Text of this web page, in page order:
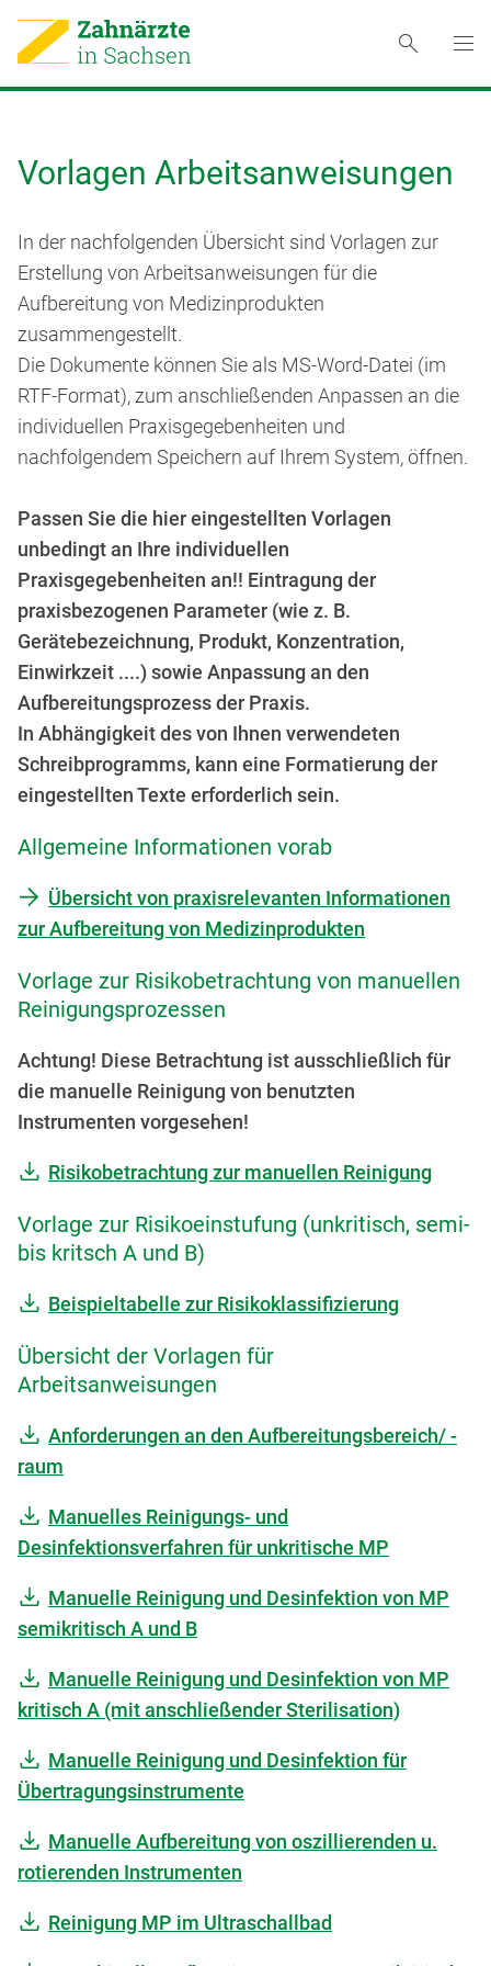
Vorlagen Arbeitsanweisungen
In der nachfolgenden Übersicht sind Vorlagen zur
Erstellung von Arbeitsanweisungen für die
Aufbereitung von Medizinprodukten
zusammengestellt.
Die Dokumente können Sie als MS-Word-Datei (im
RTF-Format), zum anschließenden Anpassen an die
individuellen Praxisgegebenheiten und
nachfolgendem Speichern auf Ihrem System, öffnen.
Passen Sie die hier eingestellten Vorlagen
unbedingt an Ihre individuellen
Praxisgegebenheiten an!! Eintragung der
praxisbezogenen Parameter (wie z. B.
Gerätebezeichnung, Produkt, Konzentration,
Einwirkzeit ....) sowie Anpassung an den
Aufbereitungsprozess der Praxis.
In Abhängigkeit des von Ihnen verwendeten
Schreibprogramms, kann eine Formatierung der
eingestellten Texte erforderlich sein.
Allgemeine Informationen vorab
Übersicht von praxisrelevanten Informationen
zur Aufbereitung von Medizinprodukten
Vorlage zur Risikobetrachtung von manuellen
Reinigungsprozessen
Achtung! Diese Betrachtung ist ausschließlich für
die manuelle Reinigung von benutzten
Instrumenten vorgesehen!
Risikobetrachtung zur manuellen Reinigung
Vorlage zur Risikoeinstufung (unkritisch, semi-
bis kritsch A und B)
Beispieltabelle zur Risikoklassifizierung
Übersicht der Vorlagen für
Arbeitsanweisungen
Anforderungen an den Aufbereitungsbereich/ -
raum
Manuelles Reinigungs- und
Desinfektionsverfahren für unkritische MP
Manuelle Reinigung und Desinfektion von MP
semikritisch A und B
Manuelle Reinigung und Desinfektion von MP
kritisch A (mit anschließender Sterilisation)
Manuelle Reinigung und Desinfektion für
Übertragungsinstrumente
Manuelle Aufbereitung von oszillierenden u.
rotierenden Instrumenten
Reinigung MP im Ultraschallbad